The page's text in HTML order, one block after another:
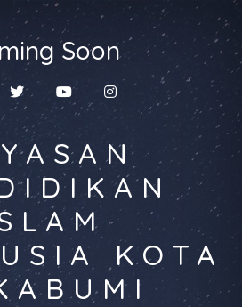
Soon
KOTA